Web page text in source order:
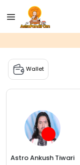
Wallet
Astro Ankush Tiwari